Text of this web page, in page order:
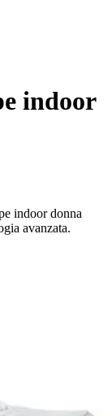
indoor
indoor donna
avanzata.